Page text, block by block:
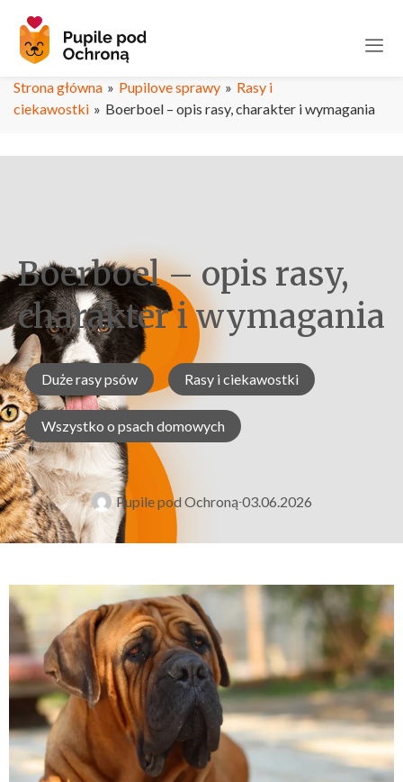
Strona główna » Pupilove sprawy » Rasy i
ciekawostki » Boerboel – opis rasy, charakter i wymagania
Boerboel – opis rasy,
charakter i wymagania
Duże rasy psów Rasy i ciekawostki
Wszystko o psach domowych
Pupile pod Ochroną 03.06.2026